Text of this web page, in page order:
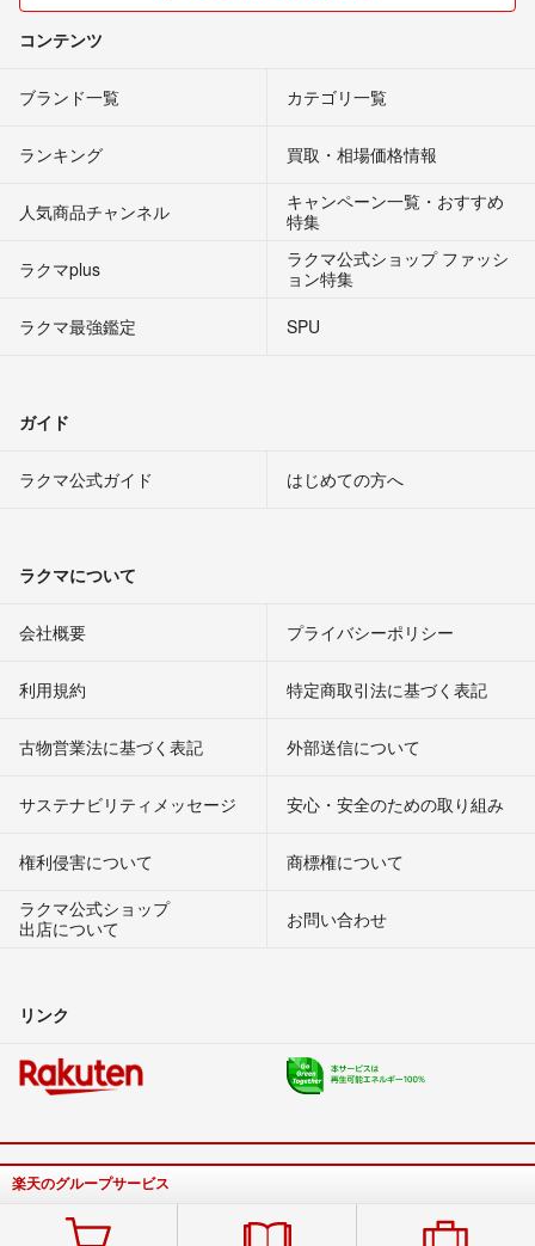
コンテンツ
ブランド一覧 カテゴリ一覧
ランキング 買取・相場価格情報
人気商品チャンネル
キャンペーン一覧・おすすめ
特集
ラクマplus
ラクマ公式ショップ ファッシ
ョン特集
ラクマ最強鑑定
SPU
ガイド
ラクマ公式ガイド はじめての方へ
ラクマについて
会社概要 プライバシーポリシー
利用規約 特定商取引法に基づく表記
古物営業法に基づく表記 外部送信について
サステナビリティメッセージ 安心・安全のための取り組み
権利侵害について
商標権について
ラクマ公式ショップ
出店について
お問い合わせ
リンク
楽天のグループサービス